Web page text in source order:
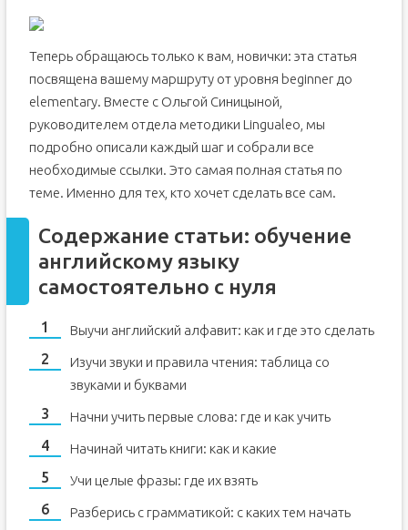
Теперь обращаюсь только к вам, новички: эта статья
посвящена вашему маршруту от уровня beginner до
elementary. Вместе с Ольгой Синицыной,
руководителем отдела методики Lingualeo, мы
подробно описали каждый шаг и собрали все
необходимые ссылки. Это самая полная статья по
теме. Именно для тех, кто хочет сделать все сам.
Содержание статьи: обучение
английскому языку
самостоятельно с нуля
Выучи английский алфавит: как и где это сделать
Изучи звуки и правила чтения: таблица со
звуками и буквами
Начни учить первые слова: где и как учить
Начинай читать книги: как и какие
Учи целые фразы: где их взять
Разберись с грамматикой: с каких тем начать